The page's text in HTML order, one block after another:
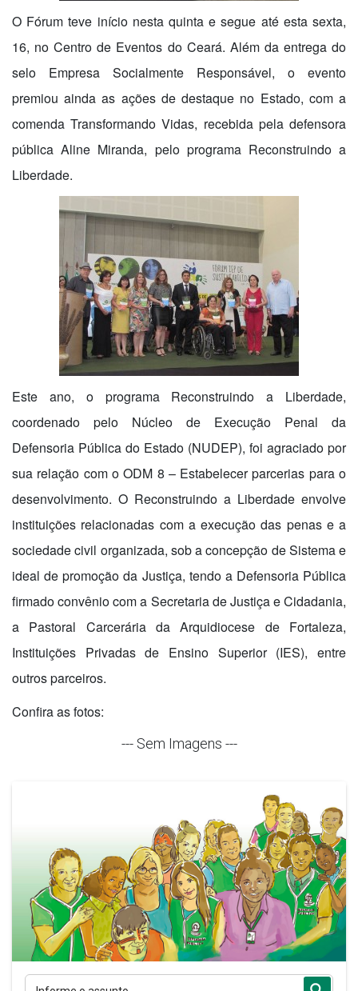
O Fórum teve início nesta quinta e segue até esta sexta,
16, no Centro de Eventos do Ceará. Além da entrega do
selo Empresa Socialmente Responsável, o evento
premiou ainda as ações de destaque no Estado, com a
comenda Transformando Vidas, recebida pela defensora
pública Aline Miranda, pelo programa Reconstruindo a
Liberdade.
Este ano, o programa Reconstruindo a Liberdade,
coordenado pelo Núcleo de Execução Penal da
Defensoria Pública do Estado (NUDEP), foi agraciado por
sua relação com o ODM 8 – Estabelecer parcerias para o
desenvolvimento. O Reconstruindo a Liberdade envolve
instituições relacionadas com a execução das penas e a
sociedade civil organizada, sob a concepção de Sistema e
ideal de promoção da Justiça, tendo a Defensoria Pública
firmado convênio com a Secretaria de Justiça e Cidadania,
a Pastoral Carcerária da Arquidiocese de Fortaleza,
Instituições Privadas de Ensino Superior (IES), entre
outros parceiros.
Confira as fotos:
--- Sem Imagens ---